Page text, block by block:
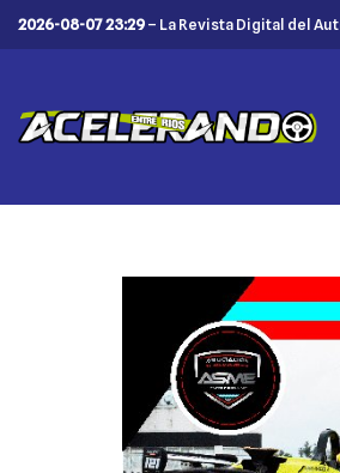
contenido
2026-08-07 23:29 – La Revista Digital del